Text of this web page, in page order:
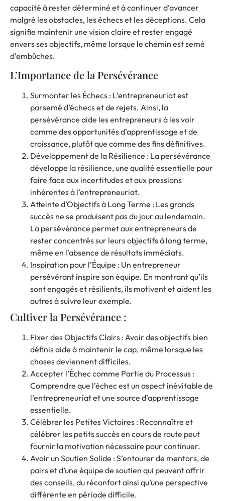
capacité à rester déterminé et à continuer d’avancer
malgré les obstacles, les échecs et les déceptions. Cela
signifie maintenir une vision claire et rester engagé
envers ses objectifs, même lorsque le chemin est semé
d’embûches.
L’Importance de la Persévérance
Surmonter les Échecs : L’entrepreneuriat est
parsemé d’échecs et de rejets. Ainsi, la
persévérance aide les entrepreneurs à les voir
comme des opportunités d’apprentissage et de
croissance, plutôt que comme des fins définitives.
Développement de la Résilience : La persévérance
développe la résilience, une qualité essentielle pour
faire face aux incertitudes et aux pressions
inhérentes à l’entrepreneuriat.
Atteinte d’Objectifs à Long Terme : Les grands
succès ne se produisent pas du jour au lendemain.
La persévérance permet aux entrepreneurs de
rester concentrés sur leurs objectifs à long terme,
même en l’absence de résultats immédiats.
Inspiration pour l’Équipe : Un entrepreneur
persévérant inspire son équipe. En montrant qu’ils
sont engagés et résilients, ils motivent et aident les
autres à suivre leur exemple.
Cultiver la Persévérance :
Fixer des Objectifs Clairs : Avoir des objectifs bien
définis aide à maintenir le cap, même lorsque les
choses deviennent difficiles.
Accepter l’Échec comme Partie du Processus :
Comprendre que l’échec est un aspect inévitable de
l’entrepreneuriat et une source d’apprentissage
essentielle.
Célébrer les Petites Victoires : Reconnaître et
célébrer les petits succès en cours de route peut
fournir la motivation nécessaire pour continuer.
Avoir un Soutien Solide : S’entourer de mentors, de
pairs et d’une équipe de soutien qui peuvent offrir
des conseils, du réconfort ainsi qu’une perspective
différente en période difficile.